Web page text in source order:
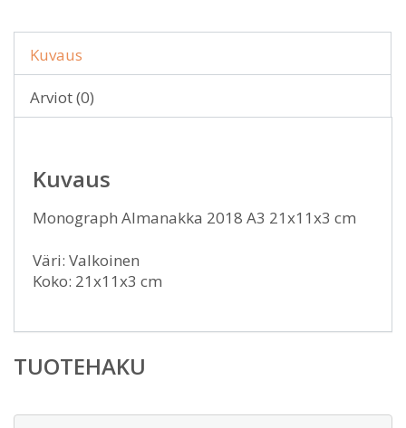
Kuvaus
Arviot (0)
Kuvaus
Monograph Almanakka 2018 A3 21x11x3 cm
Väri: Valkoinen
Koko: 21x11x3 cm
TUOTEHAKU